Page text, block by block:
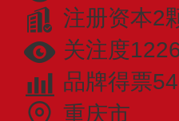
注册资本2
关注度
品牌得票
重庆市